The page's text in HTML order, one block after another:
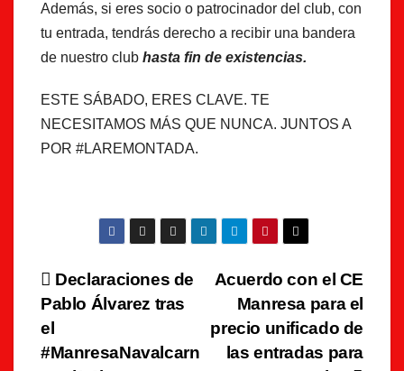
Además, si eres socio o patrocinador del club, con
tu entrada, tendrás derecho a recibir una bandera
de nuestro club hasta fin de existencias.
ESTE SÁBADO, ERES CLAVE. TE
NECESITAMOS MÁS QUE NUNCA. JUNTOS A
POR #LAREMONTADA.
Navegación
de
entradas
Acuerdo con el CE
Manresa para el
precio unificado de
las entradas para
Declaraciones de
Pablo Álvarez tras
el
#ManresaNavalcarn